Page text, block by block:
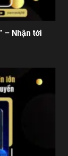
– Nhận tới